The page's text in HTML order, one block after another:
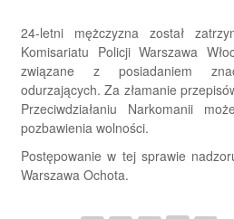
24-letni mężczyzna został
Komisariatu Policji Warszawa
związane z posiadaniem
odurzających. Za złamanie
Przeciwdziałaniu Narkomanii
pozbawienia wolności.
Postępowanie w tej sprawie
Warszawa Ochota.